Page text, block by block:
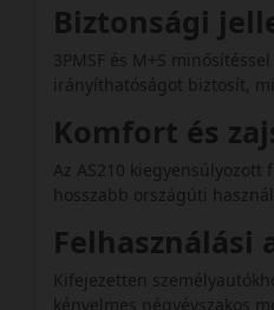
Biztonsági
3PMSF és M+S
irányíthatóságot biztosít,
Komfort és
Az AS210
hosszabb országúti
Felhasználási
Kifejezetten
kényelmes négyévszakos